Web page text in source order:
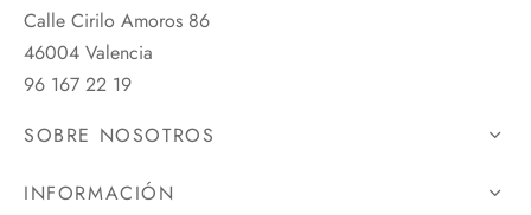
Calle Cirilo Amoros 86
46004 Valencia
96 167 22 19
SOBRE NOSOTROS
INFORMACIÓN